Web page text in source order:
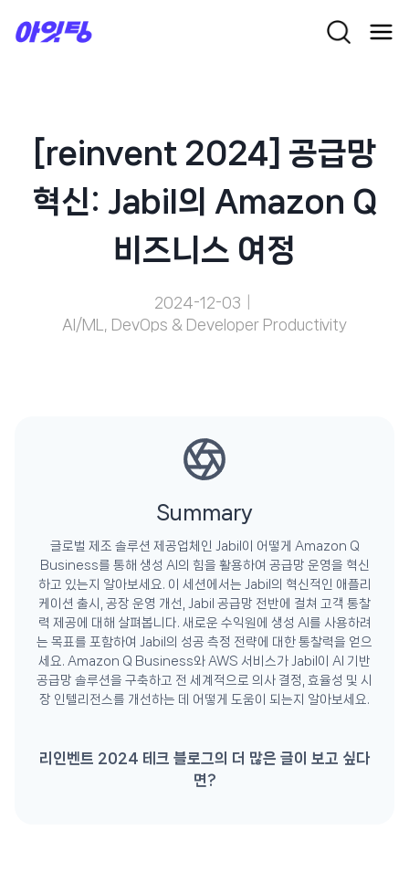
[reinvent 2024] 공급망
혁신: Jabil의 Amazon Q
비즈니스 여정
2024-12-03
AI/ML
DevOps & Developer Productivity
Summary
글로벌 제조 솔루션 제공업체인 Jabil이 어떻게 Amazon Q
Business를 통해 생성 AI의 힘을 활용하여 공급망 운영을 혁신
하고 있는지 알아보세요. 이 세션에서는 Jabil의 혁신적인 애플리
케이션 출시, 공장 운영 개선, Jabil 공급망 전반에 걸쳐 고객 통찰
력 제공에 대해 살펴봅니다. 새로운 수익원에 생성 AI를 사용하려
는 목표를 포함하여 Jabil의 성공 측정 전략에 대한 통찰력을 얻으
세요. Amazon Q Business와 AWS 서비스가 Jabil이 AI 기반
공급망 솔루션을 구축하고 전 세계적으로 의사 결정, 효율성 및 시
장 인텔리전스를 개선하는 데 어떻게 도움이 되는지 알아보세요.
리인벤트 2024 테크 블로그의 더 많은 글이 보고 싶다
면?